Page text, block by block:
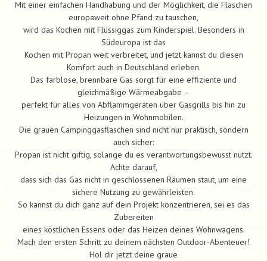
Mit einer einfachen Handhabung und der Möglichkeit, die Flaschen
europaweit ohne Pfand zu tauschen,
wird das Kochen mit Flüssiggas zum Kinderspiel. Besonders in
Südeuropa ist das
Kochen mit Propan weit verbreitet, und jetzt kannst du diesen
Komfort auch in Deutschland erleben.
Das farblose, brennbare Gas sorgt für eine effiziente und
gleichmäßige Wärmeabgabe –
perfekt für alles von Abflammgeräten über Gasgrills bis hin zu
Heizungen in Wohnmobilen.
Die grauen Campinggasflaschen sind nicht nur praktisch, sondern
auch sicher:
Propan ist nicht giftig, solange du es verantwortungsbewusst nutzt.
Achte darauf,
dass sich das Gas nicht in geschlossenen Räumen staut, um eine
sichere Nutzung zu gewährleisten.
So kannst du dich ganz auf dein Projekt konzentrieren, sei es das
Zubereiten
eines köstlichen Essens oder das Heizen deines Wohnwagens.
Mach den ersten Schritt zu deinem nächsten Outdoor-Abenteuer!
Hol dir jetzt deine graue